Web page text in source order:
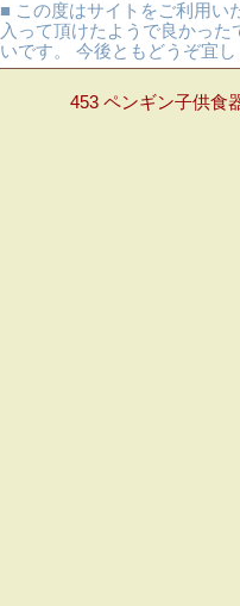
■ この度はサイトをご利用い
入って頂けたようで良かっ
いです。 今後ともどうぞ宜
453 ペンギン子供食